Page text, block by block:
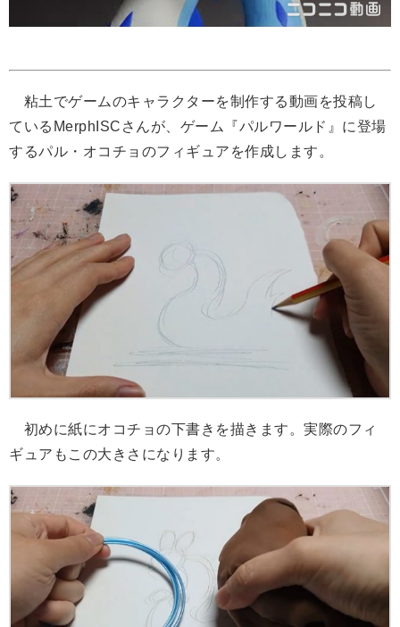
粘土でゲームのキャラクターを制作する動画を投稿し
ているMerphISCさんが、ゲーム『パルワールド』に登場
するパル・オコチョのフィギュアを作成します。
初めに紙にオコチョの下書きを描きます。実際のフィ
ギュアもこの大きさになります。